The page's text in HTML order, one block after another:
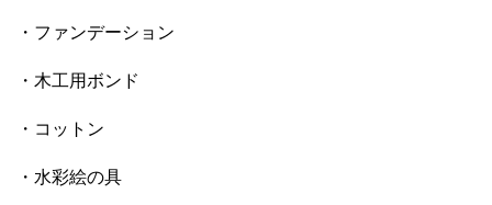
・ファンデーション
・木工用ボンド
・コットン
・水彩絵の具